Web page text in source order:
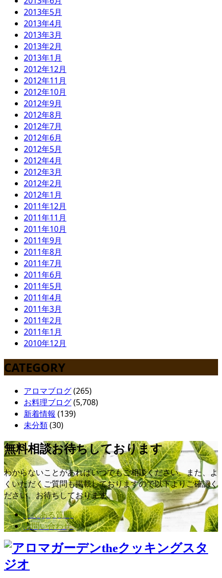
2013年5月
2013年4月
2013年3月
2013年2月
2013年1月
2012年12月
2012年11月
2012年10月
2012年9月
2012年8月
2012年7月
2012年6月
2012年5月
2012年4月
2012年3月
2012年2月
2012年1月
2011年12月
2011年11月
2011年10月
2011年9月
2011年8月
2011年7月
2011年6月
2011年5月
2011年4月
2011年3月
2011年2月
2011年1月
2010年12月
CATEGORY
アロマブログ(265)
お料理ブログ(5,708)
新着情報 (139)
未分類(30)
無料相談お待ちしております
わからないことがあればいつでもご相談ください。また、よ
くいただくご質問も掲載しておりますので以下よりご確認く
ださい。お待ちしております。
よくある質問
お問い合わせ